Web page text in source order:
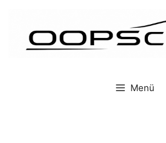
Menü